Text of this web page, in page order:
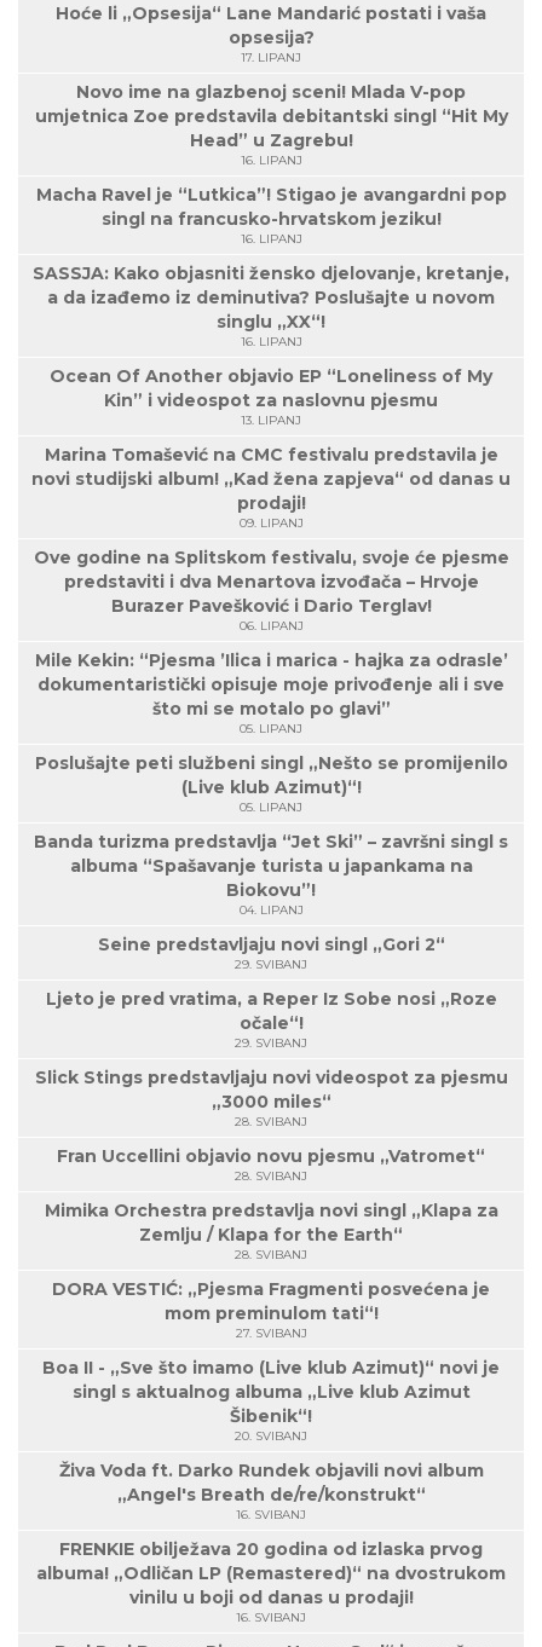
Hoće li „Opsesija“ Lane Mandarić postati i vaša
opsesija?
17. LIPANJ
Novo ime na glazbenoj sceni! Mlada V-pop
umjetnica Zoe predstavila debitantski singl “Hit My
Head” u Zagrebu!
16. LIPANJ
Macha Ravel je “Lutkica”! Stigao je avangardni pop
singl na francusko-hrvatskom jeziku!
16. LIPANJ
SASSJA: Kako objasniti žensko djelovanje, kretanje,
a da izađemo iz deminutiva? Poslušajte u novom
singlu „XX“!
16. LIPANJ
Ocean Of Another objavio EP “Loneliness of My
Kin” i videospot za naslovnu pjesmu
13. LIPANJ
Marina Tomašević na CMC festivalu predstavila je
novi studijski album! „Kad žena zapjeva“ od danas u
prodaji!
09. LIPANJ
Ove godine na Splitskom festivalu, svoje će pjesme
predstaviti i dva Menartova izvođača – Hrvoje
Burazer Pavešković i Dario Terglav!
06. LIPANJ
Mile Kekin: “Pjesma ’Ilica i marica - hajka za odrasle’
dokumentaristički opisuje moje privođenje ali i sve
što mi se motalo po glavi”
05. LIPANJ
Poslušajte peti službeni singl „Nešto se promijenilo
(Live klub Azimut)“!
05. LIPANJ
Banda turizma predstavlja “Jet Ski” – završni singl s
albuma “Spašavanje turista u japankama na
Biokovu”!
04. LIPANJ
Seine predstavljaju novi singl „Gori 2“
29. SVIBANJ
Ljeto je pred vratima, a Reper Iz Sobe nosi „Roze
očale“!
29. SVIBANJ
Slick Stings predstavljaju novi videospot za pjesmu
„3000 miles“
28. SVIBANJ
Fran Uccellini objavio novu pjesmu „Vatromet“
28. SVIBANJ
Mimika Orchestra predstavlja novi singl „Klapa za
Zemlju / Klapa for the Earth“
28. SVIBANJ
DORA VESTIĆ: „Pjesma Fragmenti posvećena je
mom preminulom tati“!
27. SVIBANJ
Boa II - „Sve što imamo (Live klub Azimut)“ novi je
singl s aktualnog albuma „Live klub Azimut
Šibenik“!
20. SVIBANJ
Živa Voda ft. Darko Rundek objavili novi album
„Angel's Breath de/re/konstrukt“
16. SVIBANJ
FRENKIE obilježava 20 godina od izlaska prvog
albuma! „Odličan LP (Remastered)“ na dvostrukom
vinilu u boji od danas u prodaji!
16. SVIBANJ